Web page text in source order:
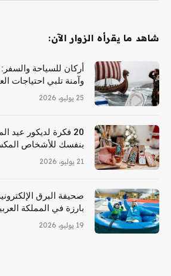
شاهد ما يقرأه الزوار الآن:
أركان للسياحة
وآمنة تلبي احتياجات
25 يوليو، 2026
20 فكرة لديكور عيد
بنفسك للأشخاص
21 يوليو، 2026
صحيفة البرق
بارزة في المملكة
19 يوليو، 2026